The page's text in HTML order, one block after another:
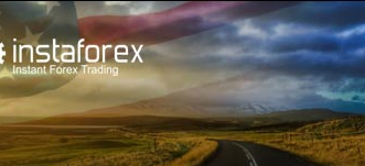
Швидке відкриття рахунку
Початківцям Інвесторам